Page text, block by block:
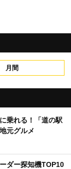
月間
乗れる！「道の駅
元グルメ
ダー探知機TOP10